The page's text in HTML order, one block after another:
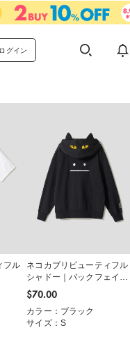
ログイン
フル
ネコカブリビューティフル
シャドー｜バックフェイス
ジップパーカー
$‌70.00
カラー：ブラック
サイズ：S